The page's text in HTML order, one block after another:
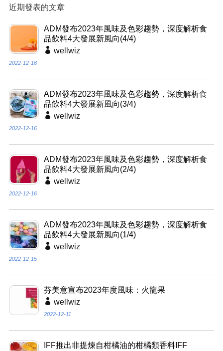
近期發表的文章
ADM發布2023年風味及色彩趨勢，深度解析食
品飲料4大發展新風向(4/4)
wellwiz
2022-12-16
ADM發布2023年風味及色彩趨勢，深度解析食
品飲料4大發展新風向(3/4)
wellwiz
2022-12-16
ADM發布2023年風味及色彩趨勢，深度解析食
品飲料4大發展新風向(2/4)
wellwiz
2022-12-16
ADM發布2023年風味及色彩趨勢，深度解析食
品飲料4大發展新風向(1/4)
wellwiz
2022-12-15
芬美意宣布2023年度風味：火龍果
wellwiz
2022-12-11
IFF推出非提煉自柑橘油的柑橘類香料IFF